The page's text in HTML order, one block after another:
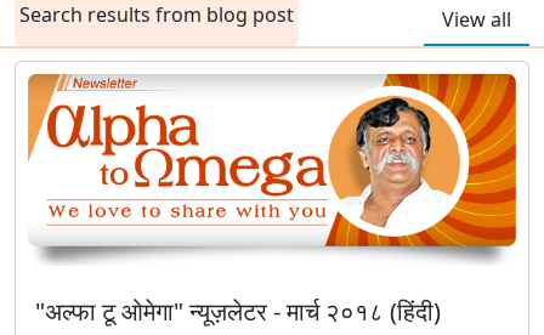
Search results from blog post View all
"अल्फा टू ओमेगा" न्यूज़लेटर - मार्च २०१८ (हिंदी)